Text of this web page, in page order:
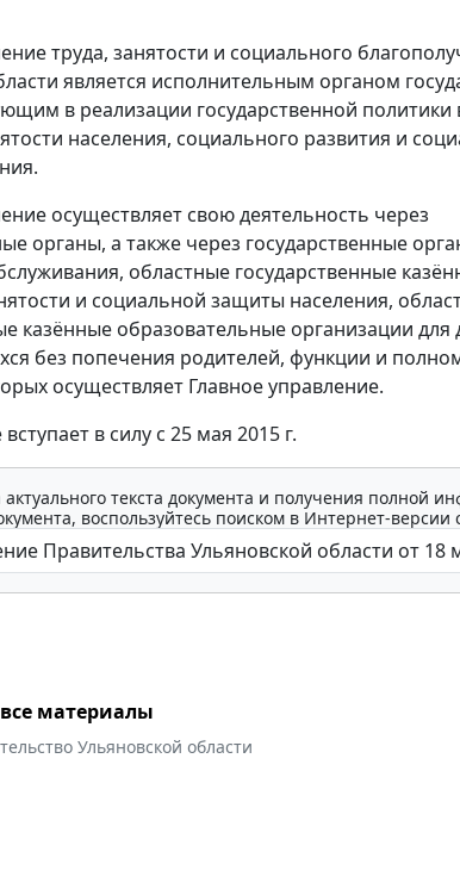
труда, занятости и социального
является исполнительным органом
в реализации государственной политики
населения, социального развития и
осуществляет свою деятельность через
органы, а также через государственные
областные государственные
и социальной защиты населения,
казённые образовательные организации для
без попечения родителей, функции и
осуществляет Главное управление.
в силу с 25 мая 2015 г.
текста документа и получения полной
воспользуйтесь поиском в Интернет-версии
материалы
Ульяновской области